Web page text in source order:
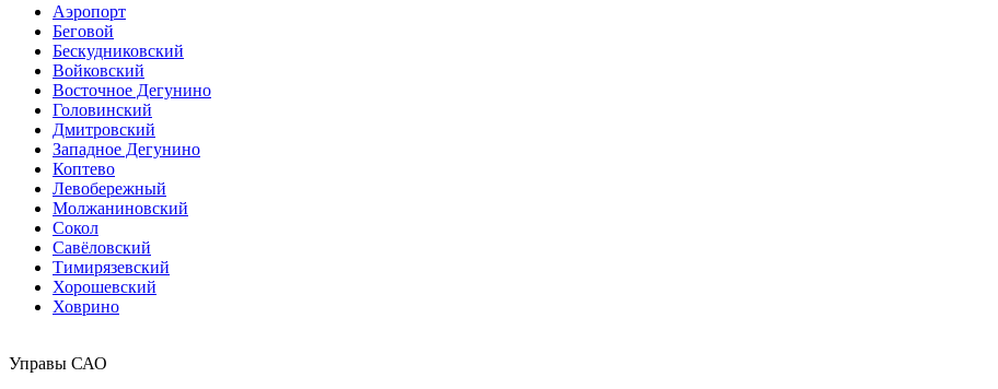
Аэропорт
Беговой
Бескудниковский
Войковский
Восточное Дегунино
Головинский
Дмитровский
Западное Дегунино
Коптево
Левобережный
Молжаниновский
Сокол
Савёловский
Тимирязевский
Хорошевский
Ховрино
Управы САО